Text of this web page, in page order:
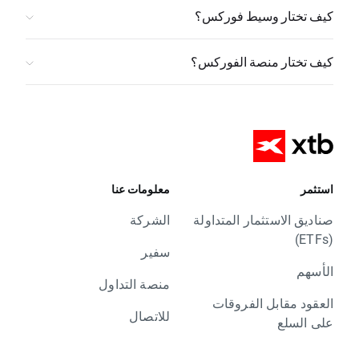
كيف تختار وسيط فوركس؟
كيف تختار منصة الفوركس؟
استثمر
صناديق الاستثمار المتداولة
(ETFs)
الأسهم
العقود مقابل الفروقات
على السلع
معلومات عنا
الشركة
سفير
منصة التداول
للاتصال